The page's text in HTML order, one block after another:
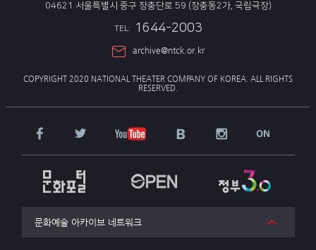
04621 서울특별시 중구 장충단로 59 (장충동2가, 국립극장)
TEL: 1644-2003
archive@ntck.or.kr
COPYRIGHT 2020 NATIONAL THEATER COMPANY OF KOREA. ALL RIGHTS
RESERVED.
문화예술 아카이브 네트워크